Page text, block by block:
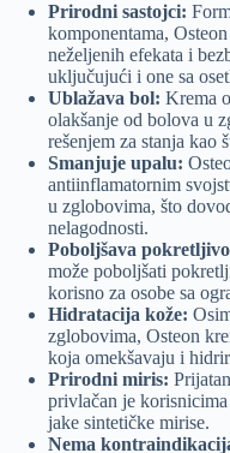
Prirodni sastojci:
komponentama,
neželjenih efekata i
uključujući i one sa
Ublažava bol: Krema
olakšanje od bolova u
rešenjem za stanja kao
Smanjuje upalu:
antiinflamatornim
u zglobovima, što
nelagodnosti.
Poboljšava
može poboljšati
korisno za osobe sa
Hidratacija kože:
zglobovima, Osteon
koja omekšavaju i
Prirodni miris:
privlačan je
jake sintetičke mirise.
Nema